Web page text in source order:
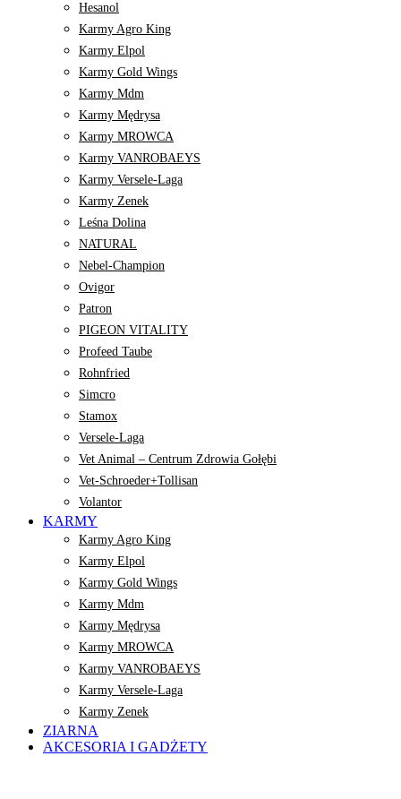
Hesanol
Karmy Agro King
Karmy Elpol
Karmy Gold Wings
Karmy Mdm
Karmy Mędrysa
Karmy MROWCA
Karmy VANROBAEYS
Karmy Versele-Laga
Karmy Zenek
Leśna Dolina
NATURAL
Nebel-Champion
Ovigor
Patron
PIGEON VITALITY
Profeed Taube
Rohnfried
Simcro
Stamox
Versele-Laga
Vet Animal – Centrum Zdrowia Gołębi
Vet-Schroeder+Tollisan
Volantor
KARMY
Karmy Agro King
Karmy Elpol
Karmy Gold Wings
Karmy Mdm
Karmy Mędrysa
Karmy MROWCA
Karmy VANROBAEYS
Karmy Versele-Laga
Karmy Zenek
ZIARNA
AKCESORIA I GADŻETY